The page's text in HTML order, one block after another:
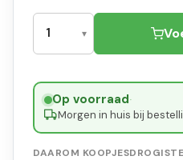
Op voorraad·
Morgen in huis bij
DAAROM